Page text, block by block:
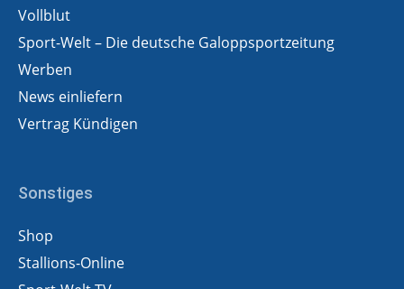
Vollblut
Sport-Welt – Die deutsche Galoppsportzeitung
Werben
News einliefern
Vertrag Kündigen
Sonstiges
Shop
Stallions-Online